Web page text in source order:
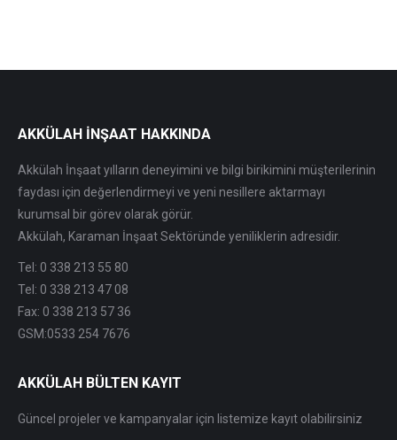
AKKÜLAH İNŞAAT HAKKINDA
Akkülah İnşaat yılların deneyimini ve bilgi birikimini müşterilerinin
faydası için değerlendirmeyi ve yeni nesillere aktarmayı
kurumsal bir görev olarak görür.
Akkülah, Karaman İnşaat Sektöründe yeniliklerin adresidir.
Tel: 0 338 213 55 80
Tel: 0 338 213 47 08
Fax: 0 338 213 57 36
GSM:0533 254 7676
AKKÜLAH BÜLTEN KAYIT
Güncel projeler ve kampanyalar için listemize kayıt olabilirsiniz